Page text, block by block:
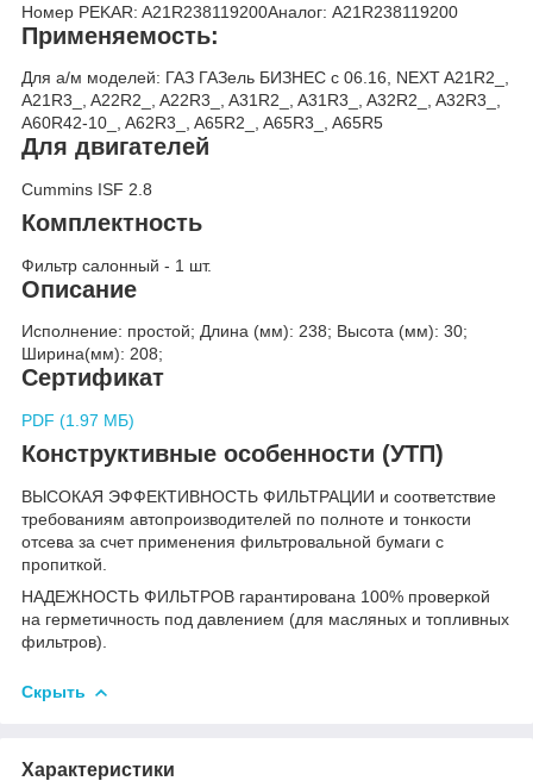
Номер PEKAR: A21R238119200Аналог: A21R238119200
Применяемость:
Для а/м моделей: ГАЗ ГАЗель БИЗНЕС с 06.16, NEXT A21R2_,
A21R3_, A22R2_, A22R3_, A31R2_, A31R3_, A32R2_, A32R3_,
A60R42-10_, A62R3_, A65R2_, A65R3_, A65R5
Для двигателей
Cummins ISF 2.8
Комплектность
Фильтр салонный - 1 шт.
Описание
Исполнение: простой; Длина (мм): 238; Высота (мм): 30;
Ширина(мм): 208;
Сертификат
PDF (1.97 МБ)
Конструктивные особенности (УТП)
ВЫСОКАЯ ЭФФЕКТИВНОСТЬ ФИЛЬТРАЦИИ и соответствие
требованиям автопроизводителей по полноте и тонкости
отсева за счет применения фильтровальной бумаги с
пропиткой.
НАДЕЖНОСТЬ ФИЛЬТРОВ гарантирована 100% проверкой
на герметичность под давлением (для масляных и топливных
фильтров).
Скрыть
Характеристики